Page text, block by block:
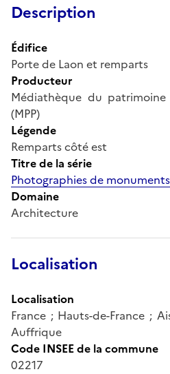
Description
Édifice
Porte de Laon et remparts
Producteur
Médiathèque du
(MPP)
Légende
Remparts côté est
Titre de la série
Photographies de
Domaine
Architecture
Localisation
Localisation
France ; Hauts-de-France ;
Auffrique
Code INSEE de la commune
02217